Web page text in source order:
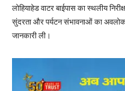
लोहियाहेड वाटर बाईपास का स्थलीय
सुंदरता और पर्यटन संभावनाओं का
जानकारी ली।